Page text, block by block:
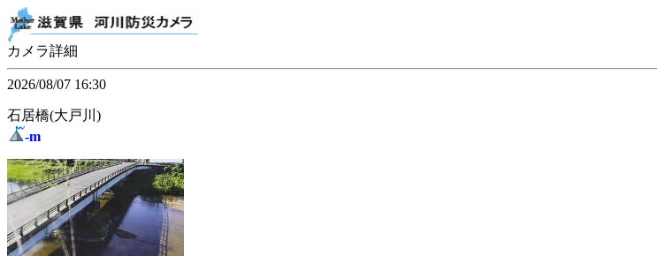
カメラ詳細
2026/08/07 16:30
石居橋(大戸川)
-m